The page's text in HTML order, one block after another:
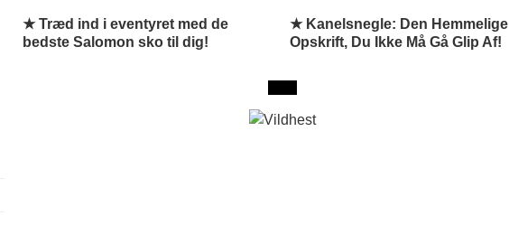
★ Træd ind i eventyret med de
bedste Salomon sko til dig!
★ Kanelsnegle: Den Hemmelige
Opskrift, Du Ikke Må Gå Glip Af!